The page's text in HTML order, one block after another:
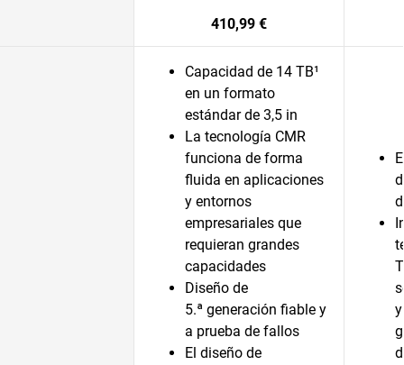
410,99 €
Capacidad de 14 TB¹
en un formato
estándar de 3,5 in
La tecnología CMR
funciona de forma
fluida en aplicaciones
y entornos
empresariales que
requieran grandes
capacidades
Diseño de
5.ª generación fiable y
a prueba de fallos
El diseño de